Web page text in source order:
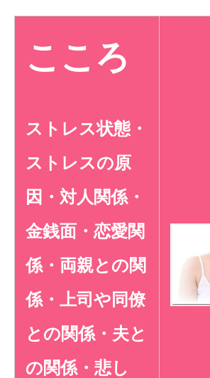
こころ
ストレス状態・
ストレスの原
因・対人関係・
金銭面・ 恋愛関
係・両親との関
係・上司や同僚
との関係・夫と
の関係・悲し